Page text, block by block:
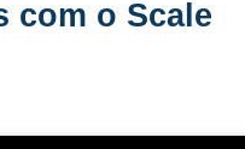
com o Scale